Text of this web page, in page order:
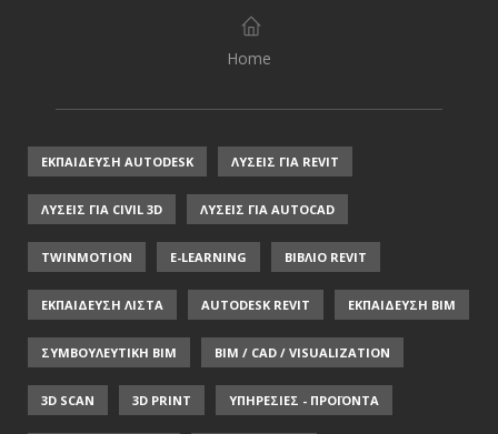
Home
ΕΚΠΑΙΔΕΥΣΗ AUTODESK ΛΥΣΕΙΣ ΓΙΑ REVIT
ΛΥΣΕΙΣ ΓΙΑ CIVIL 3D ΛΥΣΕΙΣ ΓΙΑ AUTOCAD
TWINMOTION E-LEARNING ΒΙΒΛΙΟ REVIT
ΕΚΠΑΙΔΕΥΣΗ ΛΙΣΤΑ AUTODESK REVIT ΕΚΠΑΙΔΕΥΣΗ ΒΙΜ
ΣΥΜΒΟΥΛΕΥΤΙΚΗ ΒΙΜ BIM / CAD / VISUALIZATION
3D SCAN 3D PRINT ΥΠΗΡΕΣΙΕΣ - ΠΡΟΪΟΝΤΑ